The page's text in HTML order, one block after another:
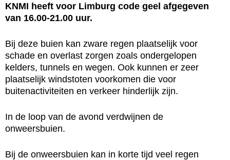
KNMI heeft voor Limburg code geel afgegeven
van 16.00-21.00 uur.
Bij deze buien kan zware regen plaatselijk voor
schade en overlast zorgen zoals ondergelopen
kelders, tunnels en wegen. Ook kunnen er zeer
plaatselijk windstoten voorkomen die voor
buitenactiviteiten en verkeer hinderlijk zijn.
In de loop van de avond verdwijnen de
onweersbuien.
Bij de onweersbuien kan in korte tijd veel regen